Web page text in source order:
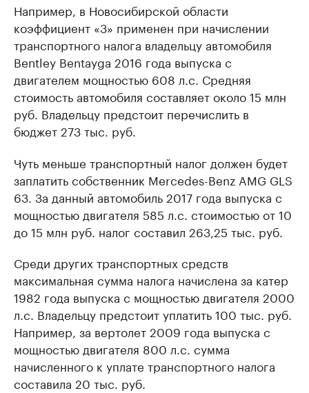
Например, в Новосибирской области
коэффициент «3» применен при начислении
транспортного налога владельцу автомобиля
Bentley Bentayga 2016 года выпуска с
двигателем мощностью 608 л.с. Средняя
стоимость автомобиля составляет около 15 млн
руб. Владельцу предстоит перечислить в
бюджет 273 тыс. руб.
Чуть меньше транспортный налог должен будет
заплатить собственник Mercedes-Benz AMG GLS
63. За данный автомобиль 2017 года выпуска с
мощностью двигателя 585 л.с. стоимостью от 10
до 15 млн руб. налог составил 263,25 тыс. руб.
Среди других транспортных средств
максимальная сумма налога начислена за катер
1982 года выпуска с мощностью двигателя 2000
л.с. Владельцу предстоит уплатить 100 тыс. руб.
Например, за вертолет 2009 года выпуска с
мощностью двигателя 800 л.с. сумма
начисленного к уплате транспортного налога
составила 20 тыс. руб.